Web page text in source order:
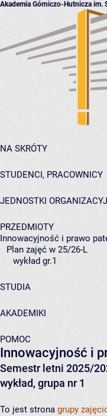
Akademia Górniczo-Hutnicza im.
NA SKRÓTY
STUDENCI, PRACOWNICY
JEDNOSTKI
PRZEDMIOTY
Innowacyjność i prawo
Plan zajęć w 25/26-L
wykład gr.1
STUDIA
AKADEMIKI
POMOC
Innowacyjność i
Semestr letni 2025/
wykład, grupa nr 1
To jest strona grupy